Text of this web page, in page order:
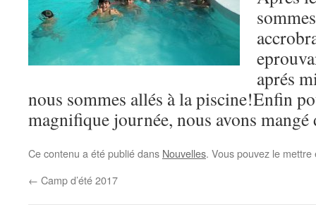
aprés
nous sommes allés à la piscine!Enfin
magnifique journée, nous avons
Ce contenu a été publié dans Nouvelles. Vous pouvez le
← Camp d’été 2017